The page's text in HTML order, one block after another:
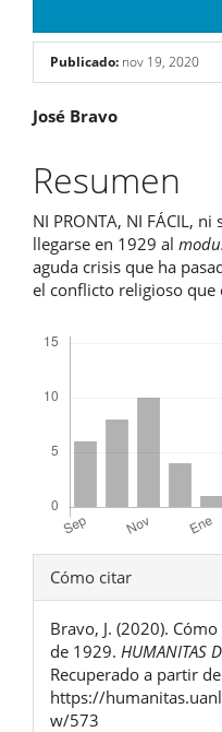
Publicado: nov 19, 2020
Contenido
principal
del
artículo
José Bravo
Resumen
NI PRONTA, NI FÁCIL,
llegarse en 1929 al
aguda crisis que ha
el conflicto religioso que
Detalles
del
artículo
Cómo citar
Bravo, J. (2020).
de 1929. HUMANITAS
Recuperado a partir de
https://
w/573